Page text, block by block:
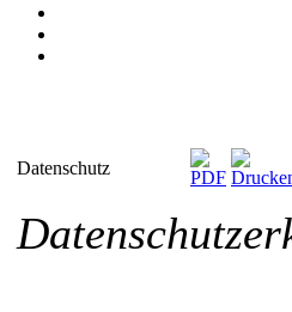
Datenschutz